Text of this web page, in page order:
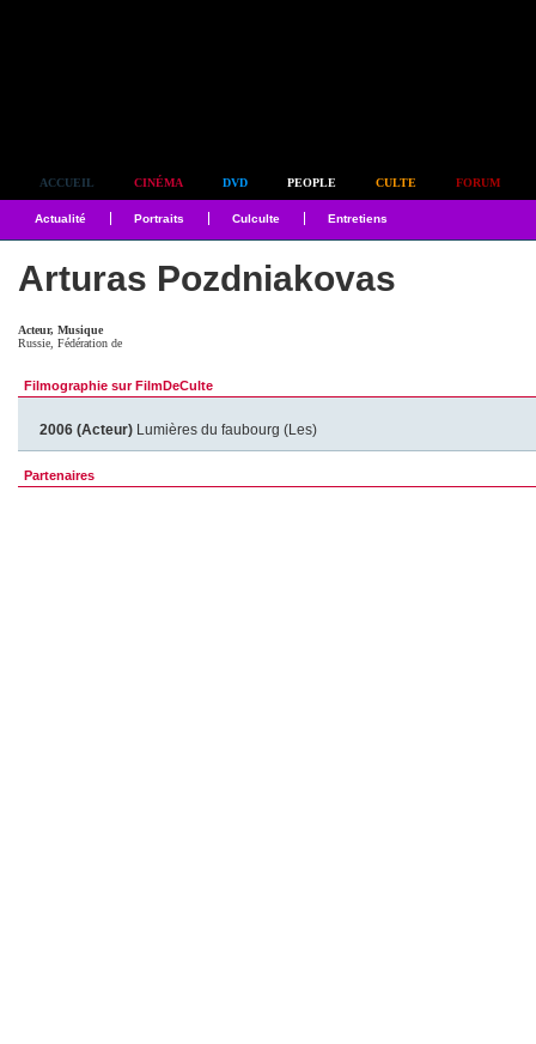
ACCUEIL CINÉMA DVD PEOPLE CULTE FORUM
Actualité Portraits Culculte Entretiens
Arturas Pozdniakovas
Acteur, Musique
Russie, Fédération de
Filmographie sur FilmDeCulte
2006 (Acteur) Lumières du faubourg (Les)
Partenaires